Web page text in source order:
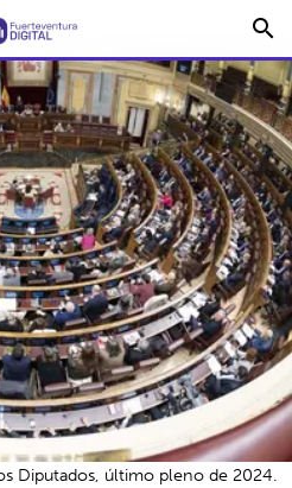
search
Diputados, último pleno de 2024.